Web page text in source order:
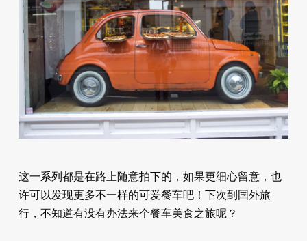
这一系列都是在路上随意拍下的，如果更细心留意，也
许可以发现更多不一样的可爱餐车吧！下次到国外旅
行，不知道有没有办法来个餐车美食之旅呢？